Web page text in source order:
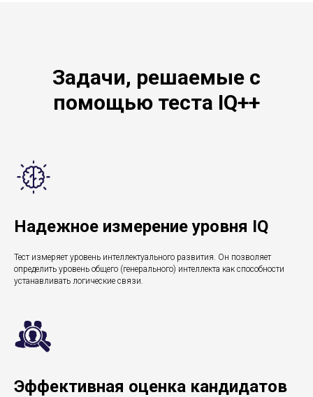
Задачи, решаемые с
помощью теста IQ++
Надежное измерение уровня IQ
Тест измеряет уровень интеллектуального развития. Он позволяет
определить уровень общего (генерального) интеллекта как способности
устанавливать логические связи.
Эффективная оценка кандидатов